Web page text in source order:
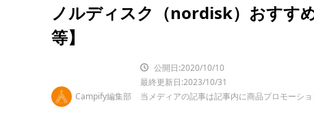
ノルディスク（nordisk）おすす
等】
Campify編集部
公開日:2020/10/10
最終更新日:2023/10/31
当メディアの記事は記事内に商品プロモーショ